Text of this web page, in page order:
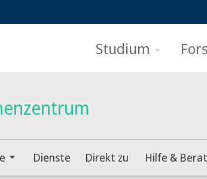
Studium
Dienste Direkt zu Hilfe &